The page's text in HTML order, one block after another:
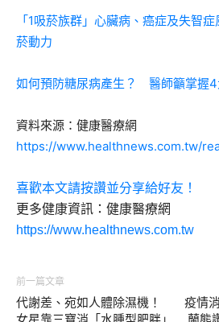
「1吸菸族群」心臟病、癌症及失智
菸動力
如何預防糖尿病產生？ 醫師籲掌握4
資料來源：健康醫療網
https://www.healthnews.com.tw/
喜歡本文請按讚並分享給好友！
更多健康資訊：健康醫療網
https://www.healthnews.com.tw
前一篇文章
代謝差、宛如人體除濕機！
疫情